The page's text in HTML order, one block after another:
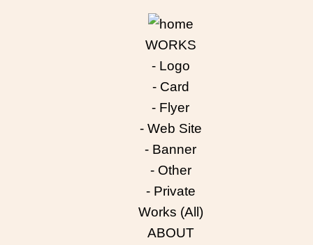
WORKS
- Logo
- Card
- Flyer
- Web Site
- Banner
- Other
- Private
Works (All)
ABOUT